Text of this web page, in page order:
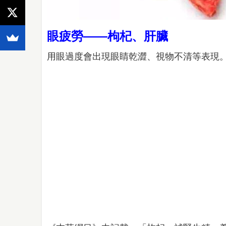
眼疲勞——枸杞、肝臟
用眼過度會出現眼睛乾澀、視物不清等表現